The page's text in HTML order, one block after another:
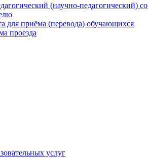
(научно-педагогический)
для приёма (перевода) обучающихся
проезда
услуг